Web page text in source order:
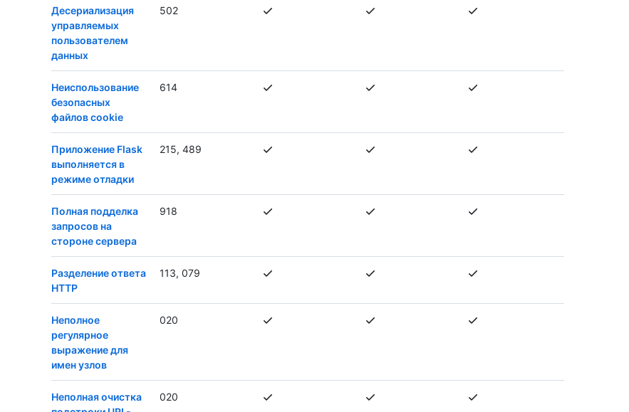
Десериализация
управляемых
пользователем
данных
502
Неиспользование
безопасных
файлов cookie
614
Приложение Flask
выполняется в
режиме отладки
215, 489
Полная подделка
запросов на
стороне сервера
918
Разделение ответа
HTTP
113, 079
Неполное
регулярное
выражение для
имен узлов
020
Неполная очистка
020